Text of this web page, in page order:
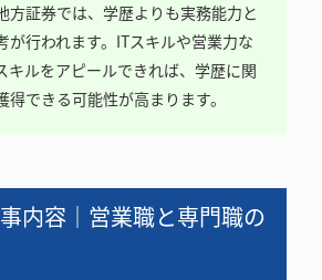
方証券では、学歴よりも実務能力と
が行われます。ITスキルや営業力な
キルをアピールできれば、学歴に関
得できる可能性が高まります。
内容｜営業職と専門職の